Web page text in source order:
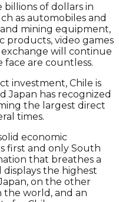
billions of dollars in
as automobiles and
mining equipment,
products, video games
will continue
are countless.
investment, Chile is
Japan has recognized
the largest direct
times.
economic
first and only South
that breathes a
the highest
on the other
the world, and an